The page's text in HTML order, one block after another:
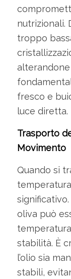
nutrizionali.
troppo
alterandone
fresco e
luce diretta.
Trasporto
Movimento
Quando si
oliva può
stabilità. È
l’olio sia
stabili,